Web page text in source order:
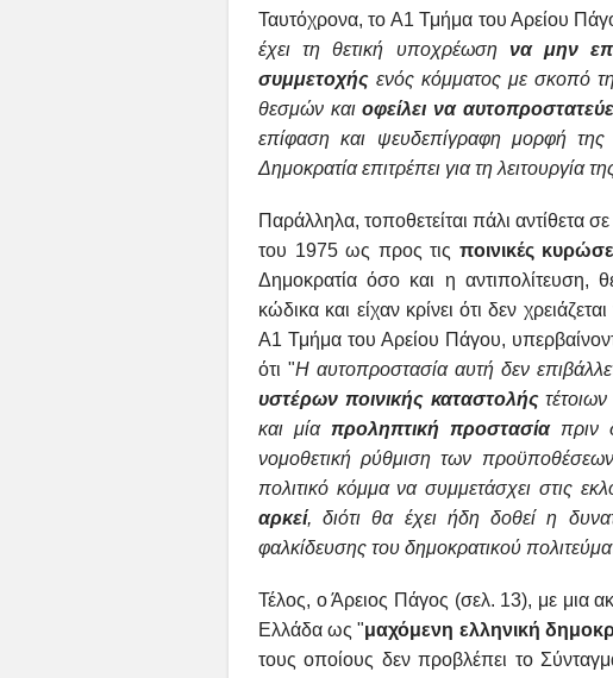
Ταυτόχρονα, το Α1 Τμήμα του Αρείου
έχει τη θετική υποχρέωση να μην
συμμετοχής ενός κόμματος με σκοπό
θεσμών καιοφείλει να
επίφασηκαι ψευδεπίγραφη μορφή
Δημοκρατία επιτρέπει για τη λειτουργία
Παράλληλα, τοποθετείται πάλι αντίθετα
του 1975 ως προς τις ποινικές
Δημοκρατία όσο και η αντιπολίτευση,
κώδικα και είχαν κρίνει ότι δεν
Α1 Τμήμα του Αρείου Πάγου,
ότι "Ηαυτοπροστασία αυτή δεν
υστέρων ποινικής καταστολής
και μία προληπτική προστασίαπριν
νομοθετική ρύθμιση των
πολιτικό κόμμα να συμμετάσχει στις
αρκεί, διότι θα έχει ήδη δοθείη
φαλκίδευσης του δημοκρατικού
Τέλος, ο Άρειος Πάγος (σελ. 13), με μια
Ελλάδα ως "μαχόμενη ελληνική
τους οποίους δεν προβλέπει το